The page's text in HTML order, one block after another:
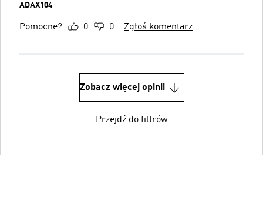
ADAX104
Pomocne? 0 0 Zgłoś komentarz
Zobacz więcej opinii
Przejdź do filtrów